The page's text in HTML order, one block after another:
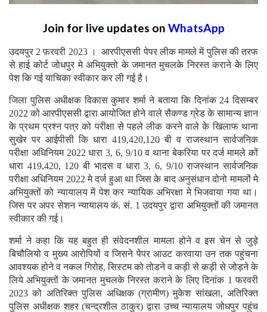
Join for live updates on WhatsApp
उदयपुर 2 फ़रवरी 2023 । आरपीएससी पेपर लीक मामले में पुलिस की तरफ
से हाई कोर्ट जोधपुर मे अभियुक्तो के जमानत मुचलके निरस्त कराने के लिए
पेश कि गई याचिका स्वीकार कर ली गई है।
जिला पुलिस अधीक्षक विकास कुमार शर्मा ने बताया कि दिनांक 24 दिसम्बर
2022 को आरपीएससी द्वारा आयोजित होने वाले सैकण्ड ग्रेड के सामान्य ज्ञान
के प्रथम प्रश्न पत्र को परीक्षा से पहले लीक करने वाले के खिलाफ थाना
सुखेर पर आईपीसी कि धारा 419,420,120 बी व राजस्थान सार्वजनिक
परीक्षा अधिनियम 2022 धारा 3, 6, 9/10 व थाना बेकरिया पर दर्ज मामले कों
धारा 419,420, 120 बी भादस व धारा 3, 6, 9/10 राजस्थान सार्वजनिक
परीक्षा अधिनियम 2022 मे दर्ज हुआ था जिस के बाद अनुसंधान दोनो मामलों मे
अभियुक्तों को न्यायालय में पेश कर न्यायिक अभिरक्षा मे भिजवाया गया था।
जिस पर अपर सेशन न्यायालय कं. सं. 1 उदयपुर द्वारा अभियुक्तों की जमानत
स्वीकार की गई।
शर्मा ने कहा कि यह बहुत ही संवेदनशील मामला होने व इस चेन से जुड़े
बिचौलियो व मुख्य आरोपियों व जिसने पेपर आउट करवाया उन तक पहुंचना
आवश्यक होने व नकल गिरोह, सिस्टम को तोडने व कड़ी से कड़ी से जोड़ने के
लिये अभियुक्तों के जमानत मुचलके निरस्त कराने के लिए दिनांक 1 फरवरी
2023 को अतिरिक्त पुलिस अधिक्षक (ग्रामीण) मुकेश सांखला, अतिरिक्त
पुलिस अधीक्षक शहर (चन्द्रशील ठाकुर) द्वारा उच्च न्यायालय जोधपुर पहुंच